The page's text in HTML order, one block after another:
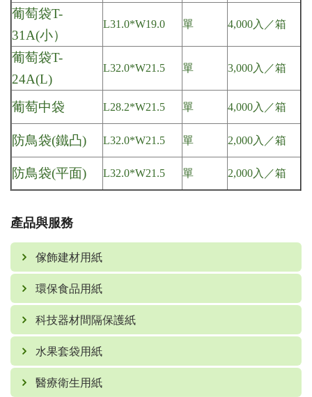
葡萄袋T-
31A(小）
L31.0*W19.0 單 4,000入／箱
葡萄袋T-
24A(L)
L32.0*W21.5 單 3,000入／箱
葡萄中袋 L28.2*W21.5 單 4,000入／箱
防鳥袋(鐵凸) L32.0*W21.5 單 2,000入／箱
防鳥袋(平面) L32.0*W21.5 單 2,000入／箱
產品與服務
傢飾建材用紙
環保食品用紙
科技器材間隔保護紙
水果套袋用紙
醫療衛生用紙